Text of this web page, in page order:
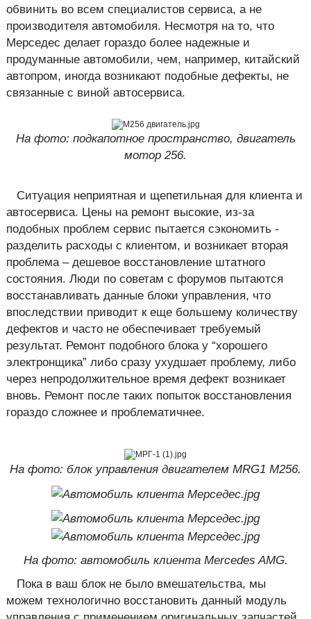
обвинить во всем специалистов сервиса, а не
производителя автомобиля. Несмотря на то, что
Мерседес делает гораздо более надежные и
продуманные автомобили, чем, например, китайский
автопром, иногда возникают подобные дефекты, не
связанные с виной автосервиса.
На фото: подкапотное пространство, двигатель
мотор 256.
Ситуация неприятная и щепетильная для клиента и
автосервиса. Цены на ремонт высокие, из-за
подобных проблем сервис пытается сэкономить -
разделить расходы с клиентом, и возникает вторая
проблема – дешевое восстановление штатного
состояния. Люди по советам с форумов пытаются
восстанавливать данные блоки управления, что
впоследствии приводит к еще большему количеству
дефектов и часто не обеспечивает требуемый
результат. Ремонт подобного блока у “хорошего
электронщика” либо сразу ухудшает проблему, либо
через непродолжительное время дефект возникает
вновь. Ремонт после таких попыток восстановления
гораздо сложнее и проблематичнее.
На фото: блок управления двигателем MRG1 M256.
На фото: автомобиль клиента Mercedes AMG.
Пока в ваш блок не было вмешательства, мы
можем технологично восстановить данный модуль